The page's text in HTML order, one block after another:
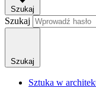
Szukaj
Szukaj
Szukaj
Sztuka w